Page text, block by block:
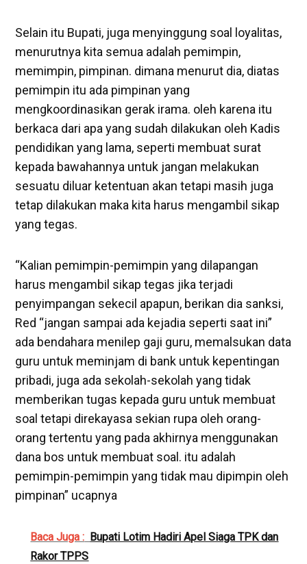
Selain itu Bupati, juga menyinggung soal loyalitas,
menurutnya kita semua adalah pemimpin,
memimpin, pimpinan. dimana menurut dia, diatas
pemimpin itu ada pimpinan yang
mengkoordinasikan gerak irama. oleh karena itu
berkaca dari apa yang sudah dilakukan oleh Kadis
pendidikan yang lama, seperti membuat surat
kepada bawahannya untuk jangan melakukan
sesuatu diluar ketentuan akan tetapi masih juga
tetap dilakukan maka kita harus mengambil sikap
yang tegas.
“Kalian pemimpin-pemimpin yang dilapangan
harus mengambil sikap tegas jika terjadi
penyimpangan sekecil apapun, berikan dia sanksi,
Red “jangan sampai ada kejadia seperti saat ini”
ada bendahara menilep gaji guru, memalsukan data
guru untuk meminjam di bank untuk kepentingan
pribadi, juga ada sekolah-sekolah yang tidak
memberikan tugas kepada guru untuk membuat
soal tetapi direkayasa sekian rupa oleh orang-
orang tertentu yang pada akhirnya menggunakan
dana bos untuk membuat soal. itu adalah
pemimpin-pemimpin yang tidak mau dipimpin oleh
pimpinan” ucapnya
Baca Juga : Bupati Lotim Hadiri Apel Siaga TPK dan
Rakor TPPS